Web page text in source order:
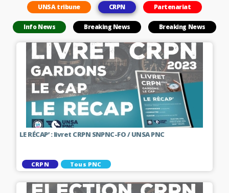
UNSA tribune CRPN Partenariat
Info News Breaking News Breaking News
LE RÉCAP’ : livret CRPN SNPNC-FO / UNSA PNC
CRPN Tous PNC